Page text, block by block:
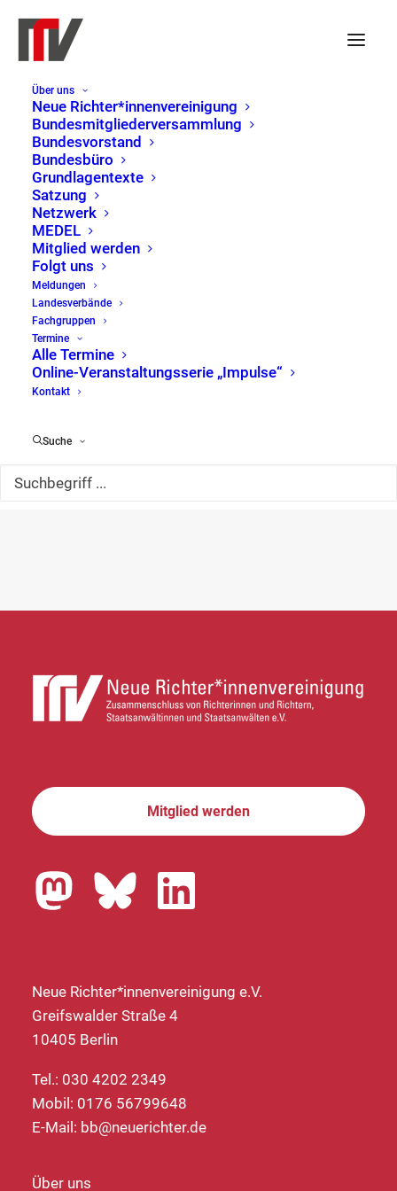
Über uns
Neue Richter*innenvereinigung
Bundesmitgliederversammlung
Bundesvorstand
Bundesbüro
Grundlagentexte
Satzung
Netzwerk
MEDEL
Mitglied werden
Folgt uns
Meldungen
Landesverbände
Fachgruppen
Termine
Alle Termine
Online-Veranstaltungsserie „Impulse“
Kontakt
Suche
Veranstaltungen
für
30.
Juni
2024
Hinweis
Keine Veranstaltungen für 30. Juni 2024 vorgesehen. Hier geht es
zu dennächsten bevorstehenden Veranstaltungen
30.06.2024
Datum
wählen.
Vorheriger Tag
Mitglied werden
Neue Richter*innenvereinigung e.V.
Greifswalder Straße 4
10405 Berlin
Tel.: 030 4202 2349
Mobil: 0176 56799648
E-Mail: bb@neuerichter.de
Über uns